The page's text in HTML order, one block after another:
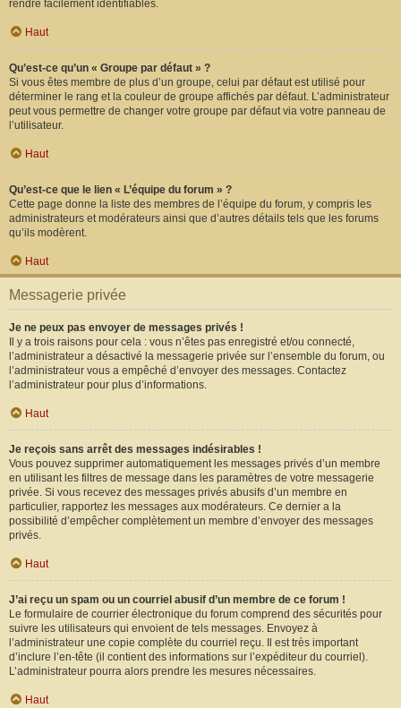
rendre facilement identifiables.
Haut
Qu’est-ce qu’un « Groupe par défaut » ?
Si vous êtes membre de plus d’un groupe, celui par défaut est utilisé pour
déterminer le rang et la couleur de groupe affichés par défaut. L’administrateur
peut vous permettre de changer votre groupe par défaut via votre panneau de
l’utilisateur.
Haut
Qu’est-ce que le lien « L’équipe du forum » ?
Cette page donne la liste des membres de l’équipe du forum, y compris les
administrateurs et modérateurs ainsi que d’autres détails tels que les forums
qu’ils modèrent.
Haut
Messagerie privée
Je ne peux pas envoyer de messages privés !
Il y a trois raisons pour cela : vous n’êtes pas enregistré et/ou connecté,
l’administrateur a désactivé la messagerie privée sur l’ensemble du forum, ou
l’administrateur vous a empêché d’envoyer des messages. Contactez
l’administrateur pour plus d’informations.
Haut
Je reçois sans arrêt des messages indésirables !
Vous pouvez supprimer automatiquement les messages privés d’un membre
en utilisant les filtres de message dans les paramètres de votre messagerie
privée. Si vous recevez des messages privés abusifs d’un membre en
particulier, rapportez les messages aux modérateurs. Ce dernier a la
possibilité d’empêcher complètement un membre d’envoyer des messages
privés.
Haut
J’ai reçu un spam ou un courriel abusif d’un membre de ce forum !
Le formulaire de courrier électronique du forum comprend des sécurités pour
suivre les utilisateurs qui envoient de tels messages. Envoyez à
l’administrateur une copie complète du courriel reçu. Il est très important
d’inclure l’en-tête (il contient des informations sur l’expéditeur du courriel).
L’administrateur pourra alors prendre les mesures nécessaires.
Haut